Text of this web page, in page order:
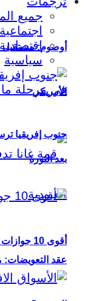
أوصوم: مستقبل
الأمريكي
عقد
جميع
اجتماعية
اقتصادية
سياسية
جنوب إفريقيا
بعد الثورة
أقوى 10 جوازات سفر في إفريقيا لعام 2026